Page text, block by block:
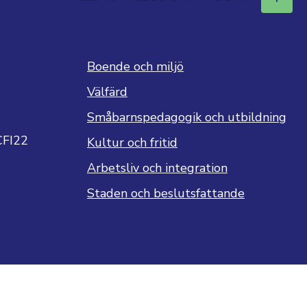
Boende och miljö
Välfärd
Småbarnspedagogik och utbildning
Kultur och fritid
Arbetsliv och integration
Staden och beslutsfattande